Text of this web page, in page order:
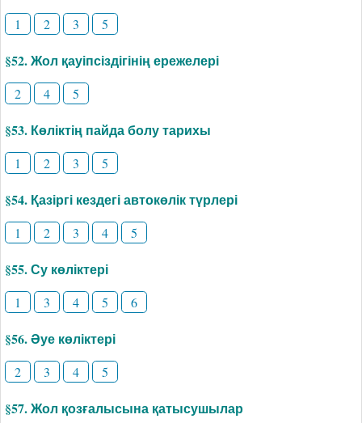
1 2 3 5
§52. Жол қауіпсіздігінің ережелері
2 4 5
§53. Көліктің пайда болу тарихы
1 2 3 5
§54. Қазіргі кездегі автокөлік түрлері
1 2 3 4 5
§55. Су көліктері
1 3 4 5 6
§56. Әуе көліктері
2 3 4 5
§57. Жол қозғалысына қатысушылар